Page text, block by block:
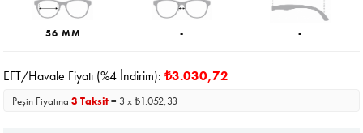
56 MM - -
EFT/Havale Fiyatı (%4 İndirim):₺3.030,72
Peşin Fiyatına3 Taksit= 3 x ₺1.052,33